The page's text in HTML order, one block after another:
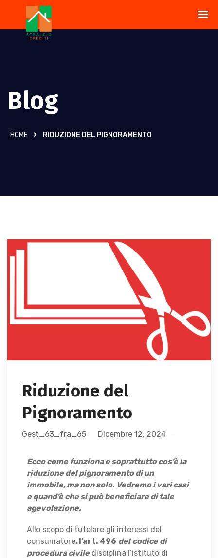
Blog
HOME RIDUZIONE DEL PIGNORAMENTO
Riduzione del
Pignoramento
Gest_63_fra_65 Dicembre 12, 2024
Ecco come funziona e soprattutto cos’è la
riduzione del pignoramento di un
immobile, ma non solo. Vedremo i vari casi
e quand’è che si può beneficiare di tale
agevolazione.
Allo scopo di tutelare gli interessi del
consumatore, l’art. 496 del codice di
procedura civile disciplina l’istituto di